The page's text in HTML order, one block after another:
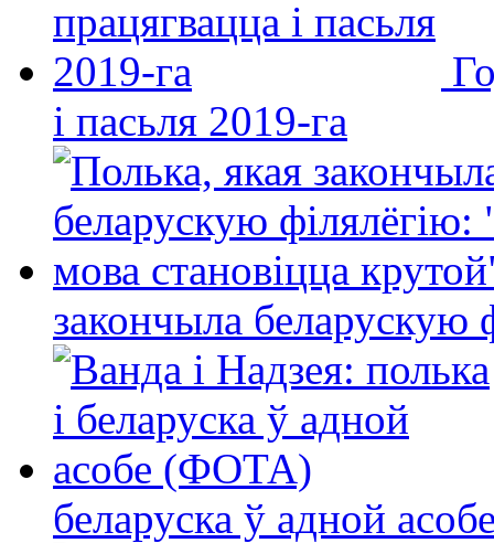
і пасьля 2019-га
закончыла беларускую
беларуска ў адной